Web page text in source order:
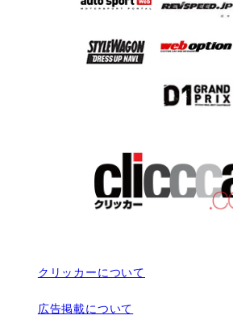
クリッカーについて
広告掲載について